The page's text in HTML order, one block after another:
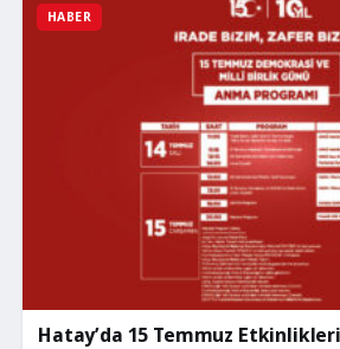
HABER
Hatay’da 15 Temmuz